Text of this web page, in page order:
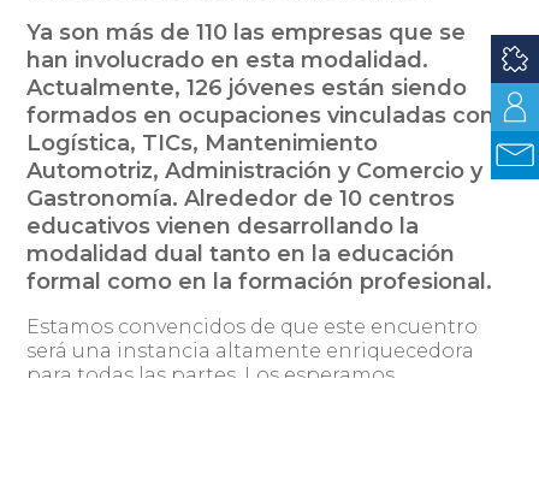
Ya son más de 110 las empresas que se
han involucrado en esta modalidad.
Actualmente, 126 jóvenes están siendo
formados en ocupaciones vinculadas con
Logística, TICs, Mantenimiento
Automotriz, Administración y Comercio y
Gastronomía. Alrededor de 10 centros
educativos vienen desarrollando la
modalidad dual tanto en la educación
formal como en la formación profesional.
Estamos convencidos de que este encuentro
será una instancia altamente enriquecedora
para todas las partes. Los esperamos.